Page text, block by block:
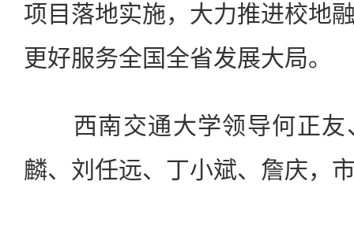
项目落地实施，大力推进校地
更好服务全国全省发展大局。
西南交通大学领导何正友
麟、刘任远、丁小斌、詹庆，